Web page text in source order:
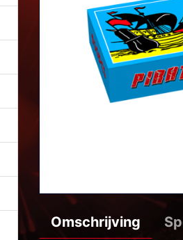
Omschrijving